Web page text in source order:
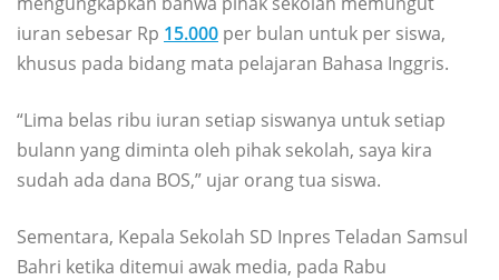
iuran sebesar Rp 15.000 per bulan untuk per siswa,
khusus pada bidang mata pelajaran Bahasa Inggris.
“Lima belas ribu iuran setiap siswanya untuk setiap
bulann yang diminta oleh pihak sekolah, saya kira
sudah ada dana BOS,” ujar orang tua siswa.
Sementara, Kepala Sekolah SD Inpres Teladan Samsul
Bahri ketika ditemui awak media, pada Rabu